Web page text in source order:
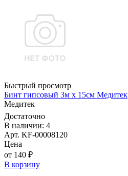
Быстрый просмотр
Бинт гипсовый 3м х 15см Медитек
Медитек
Достаточно
В наличии: 4
Арт. KF-00008120
Цена
от 140 ₽
В корзину